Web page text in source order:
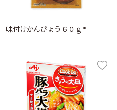
味付けかんぴょう６０ｇ *